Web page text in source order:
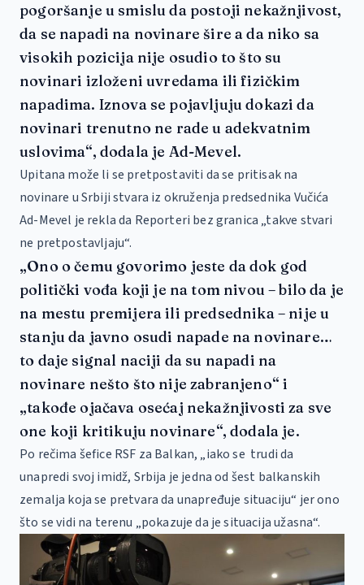
pogoršanje u smislu da postoji nekažnjivost,
da se napadi na novinare šire a da niko sa
visokih pozicija nije osudio to što su
novinari izloženi uvredama ili fizičkim
napadima. Iznova se pojavljuju dokazi da
novinari trenutno ne rade u adekvatnim
uslovima“, dodala je Ad-Mevel.
Upitana može li se pretpostaviti da se pritisak na
novinare u Srbiji stvara iz okruženja predsednika Vučića
Ad-Mevel je rekla da Reporteri bez granica „takve stvari
ne pretpostavljaju“.
„Ono o čemu govorimo jeste da dok god
politički vođa koji je na tom nivou – bilo da je
na mestu premijera ili predsednika – nije u
stanju da javno osudi napade na novinare…
to daje signal naciji da su napadi na
novinare nešto što nije zabranjeno“ i
„takođe ojačava osećaj nekažnjivosti za sve
one koji kritikuju novinare“, dodala je.
Po rečima šefice RSF za Balkan, „iako se trudi da
unapredi svoj imidž, Srbija je jedna od šest balkanskih
zemalja koja se pretvara da unapređuje situaciju“ jer ono
što se vidi na terenu „pokazuje da je situacija užasna“.